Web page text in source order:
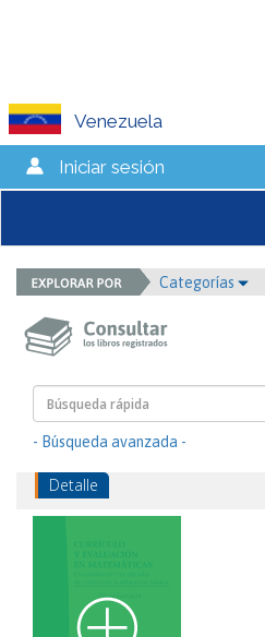
Venezuela
Iniciar sesión
Categorías
- Búsqueda avanzada -
Detalle